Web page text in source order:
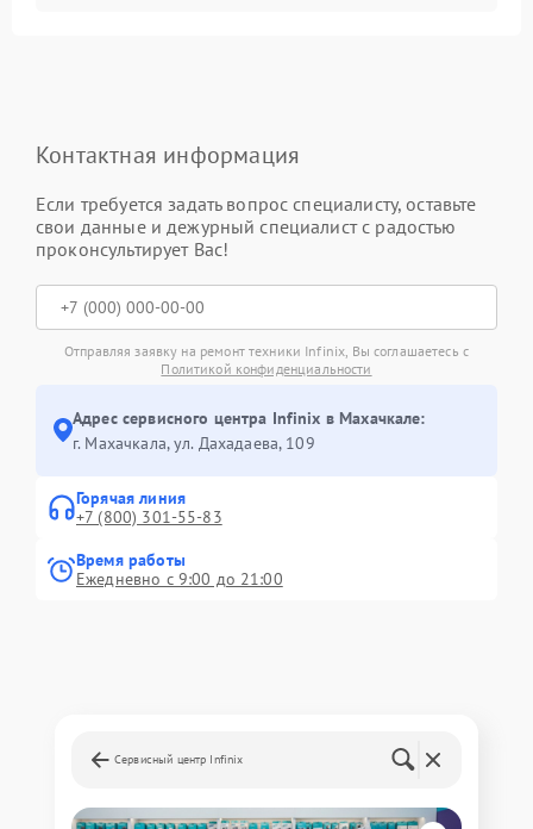
Контактная информация
Если требуется задать вопрос специалисту, оставьте
свои данные и дежурный специалист с радостью
проконсультирует Вас!
Отправляя заявку на ремонт техники Infinix, Вы соглашаетесь с
Политикой конфиденциальности
Адрес сервисного центра Infinix в Махачкале:
г. Махачкала, ул. Дахадаева, 109
Горячая линия
+7 (800) 301-55-83
Время работы
Ежедневно с 9:00 до 21:00
Сервисный центр Infinix